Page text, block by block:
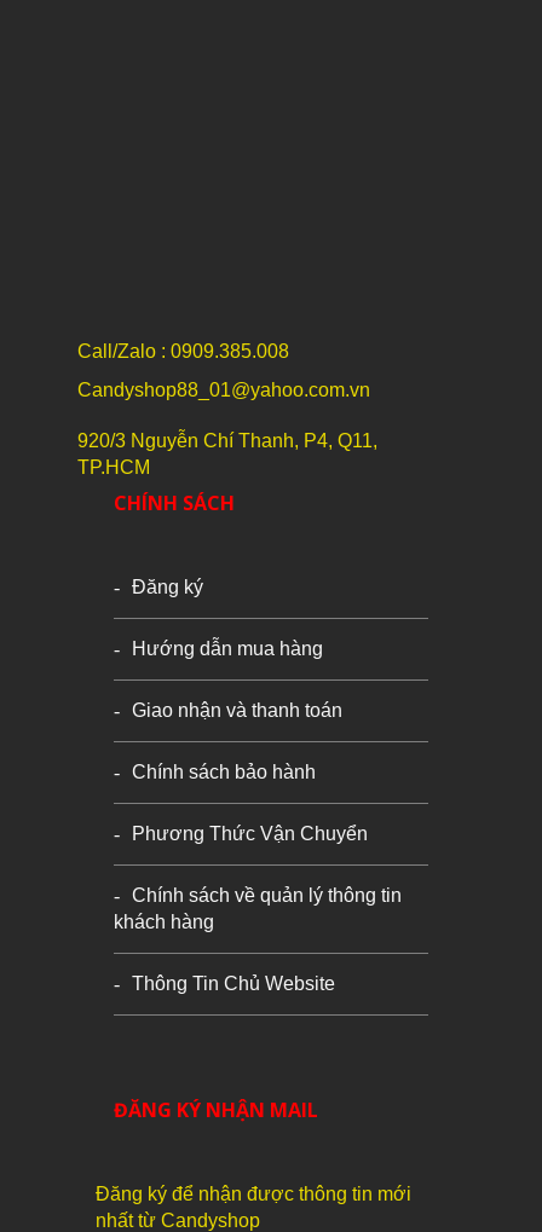
Call/Zalo : 0909.385.008
Candyshop88_01@yahoo.com.vn
920/3 Nguyễn Chí Thanh, P4, Q11,
TP.HCM
CHÍNH SÁCH
Đăng ký
Hướng dẫn mua hàng
Giao nhận và thanh toán
Chính sách bảo hành
Phương Thức Vận Chuyển
Chính sách về quản lý thông tin
khách hàng
Thông Tin Chủ Website
ĐĂNG KÝ NHẬN MAIL
Đăng ký để nhận được thông tin mới
nhất từ Candyshop